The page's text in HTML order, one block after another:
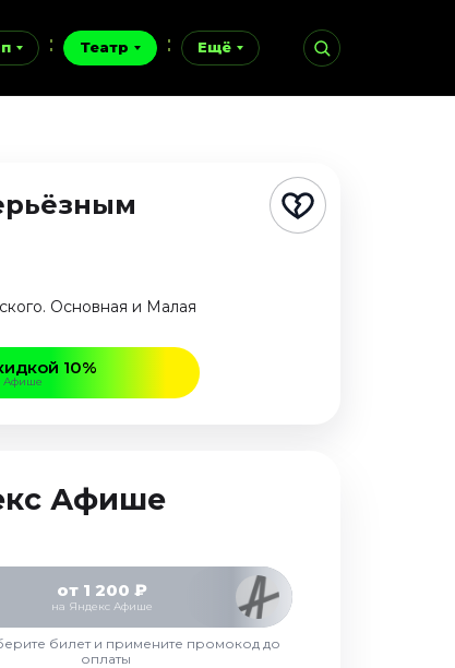
Театр Ещё
Основная и Малая
10%
Афише
Афише
от 1 200 ₽
на Яндекс Афише
билет и примените промокод до
оплаты